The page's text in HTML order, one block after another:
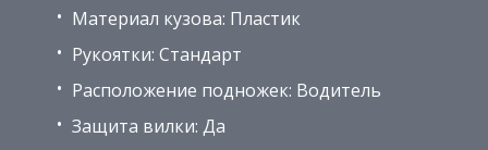
Материал кузова: Пластик
Рукоятки: Стандарт
Расположение подножек: Водитель
Защита вилки: Да